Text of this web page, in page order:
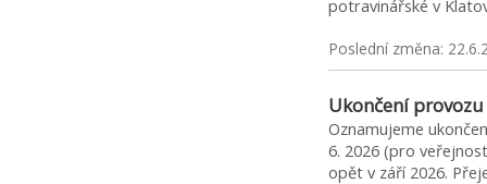
potravinářské v
Poslední změna:
Ukončení
Oznamujeme
6. 2026 (pro
opět v září 2026.